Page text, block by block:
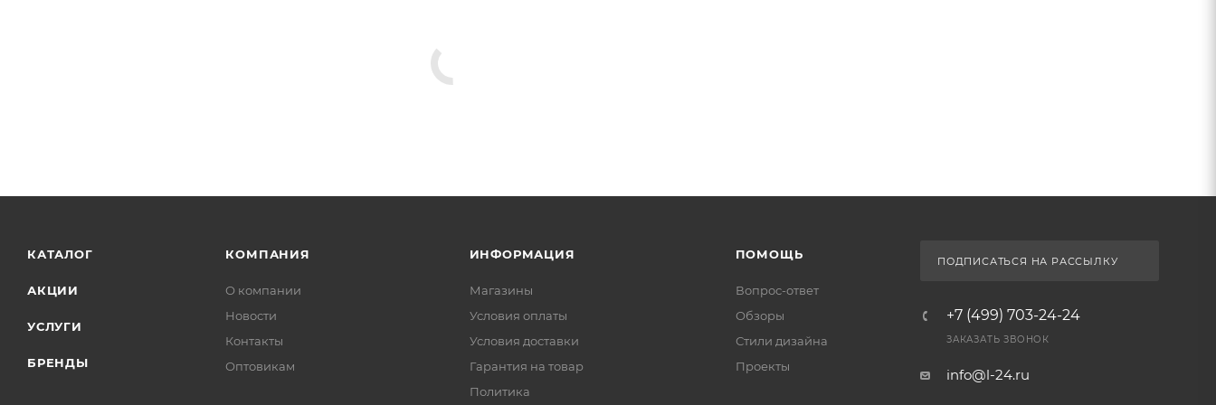
КАТАЛОГ
АКЦИИ
УСЛУГИ
БРЕНДЫ
КОМПАНИЯ
О компании
Новости
Контакты
Оптовикам
ИНФОРМАЦИЯ
Магазины
Условия оплаты
Условия доставки
Гарантия на товар
Политика
ПОМОЩЬ
Вопрос-ответ
Обзоры
Стили дизайна
Проекты
ПОДПИСАТЬСЯ НА РАССЫЛКУ
+7 (499) 703-24-24
ЗАКАЗАТЬ ЗВОНОК
info@l-24.ru